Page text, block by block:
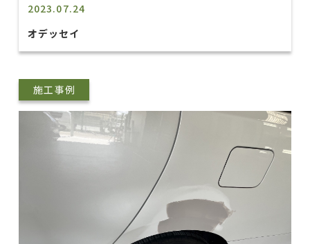
2023.07.24
オデッセイ
施工事例